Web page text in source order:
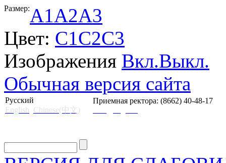
Размер:A1A2A3
Цвет: C1C2C3
Изображения Вкл.Выкл.
Обычная версия сайта
Русский
English Chinese(中文)
Приемная ректора: (8662) 40-48-17